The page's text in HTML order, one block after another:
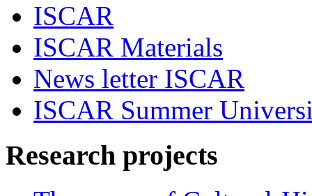
ISCAR
ISCAR Materials
News letter ISCAR
ISCAR Summer
Research projects